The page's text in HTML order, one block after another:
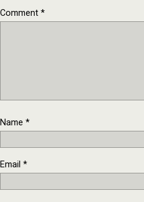
Comment*
Name *
Email *